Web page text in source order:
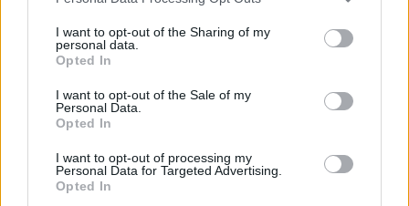
I want to opt-out of the Sharing of my
personal data.
Opted In
I want to opt-out of the Sale of my
Personal Data.
Opted In
I want to opt-out of processing my
Personal Data for Targeted Advertising.
Opted In
не постои, а тоа не е правда, тоа е удобна
конструкција.
Затоа оваа приказна не завршува со
Тука почнува.
Затоа што кога ќе се затвори случај од 167
затвора само предмет, се затвора довербата,а
кога довербата ќе се изгуби, секоја следна